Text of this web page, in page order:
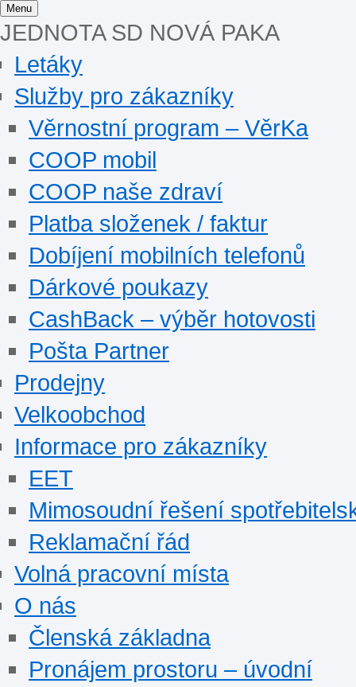
Menu
JEDNOTA SD NOVÁ PAKA
Letáky
Služby pro zákazníky
Věrnostní program – VěrKa
COOP mobil
COOP naše zdraví
Platba složenek / faktur
Dobíjení mobilních telefonů
Dárkové poukazy
CashBack – výběr hotovosti
Pošta Partner
Prodejny
Velkoobchod
Informace pro zákazníky
EET
Mimosoudní řešení
Reklamační řád
Volná pracovní místa
O nás
Členská základna
Pronájem prostoru – úvodní